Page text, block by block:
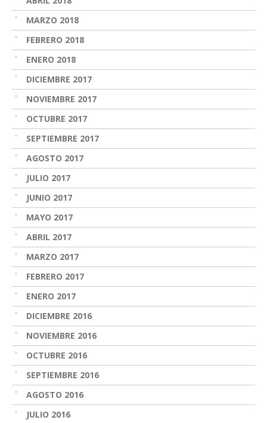
MARZO 2018
FEBRERO 2018
ENERO 2018
DICIEMBRE 2017
NOVIEMBRE 2017
OCTUBRE 2017
SEPTIEMBRE 2017
AGOSTO 2017
JULIO 2017
JUNIO 2017
MAYO 2017
ABRIL 2017
MARZO 2017
FEBRERO 2017
ENERO 2017
DICIEMBRE 2016
NOVIEMBRE 2016
OCTUBRE 2016
SEPTIEMBRE 2016
AGOSTO 2016
JULIO 2016